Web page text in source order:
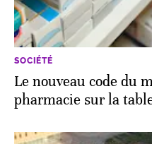
SOCIÉTÉ
Le nouveau code du
pharmacie sur la